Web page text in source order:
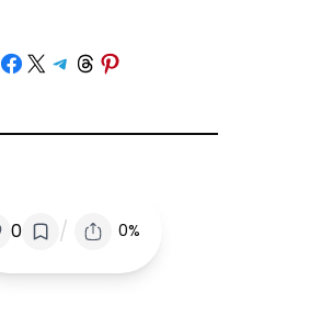
Share on Facebook
Share on X Share on Telegram
Share on Threads
Share on Pinterest
0 / 0%